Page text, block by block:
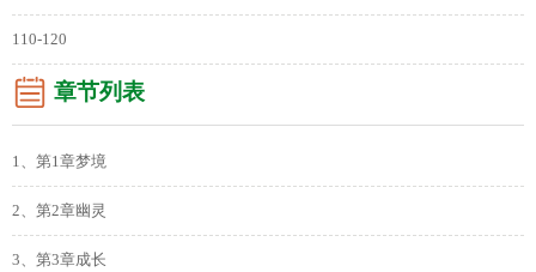
110-120
章节列表
1、第1章梦境
2、第2章幽灵
3、第3章成长